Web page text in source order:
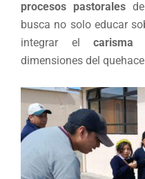
procesos pastorales
busca no solo educar
integrar el carisma
dimensiones del